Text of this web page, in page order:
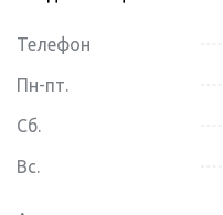
Телефон
Пн-пт.
Сб.
Вс.